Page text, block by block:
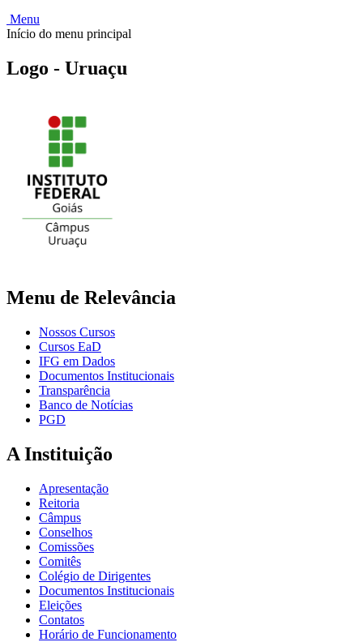
Menu
Início do menu principal
Logo - Uruaçu
Menu de Relevância
Nossos Cursos
Cursos EaD
IFG em Dados
Documentos Institucionais
Transparência
Banco de Notícias
PGD
A Instituição
Apresentação
Reitoria
Câmpus
Conselhos
Comissões
Comitês
Colégio de Dirigentes
Documentos Institucionais
Eleições
Contatos
Horário de Funcionamento